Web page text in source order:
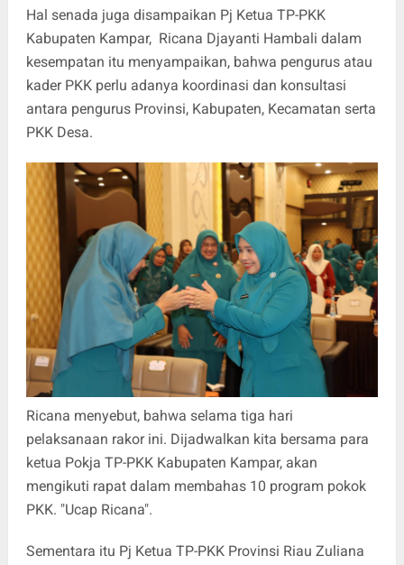
Hal senada juga disampaikan Pj Ketua TP-PKK
Kabupaten Kampar, Ricana Djayanti Hambali dalam
kesempatan itu menyampaikan, bahwa pengurus atau
kader PKK perlu adanya koordinasi dan konsultasi
antara pengurus Provinsi, Kabupaten, Kecamatan serta
PKK Desa.
Ricana menyebut, bahwa selama tiga hari
pelaksanaan rakor ini. Dijadwalkan kita bersama para
ketua Pokja TP-PKK Kabupaten Kampar, akan
mengikuti rapat dalam membahas 10 program pokok
PKK. "Ucap Ricana".
Sementara itu Pj Ketua TP-PKK Provinsi Riau Zuliana